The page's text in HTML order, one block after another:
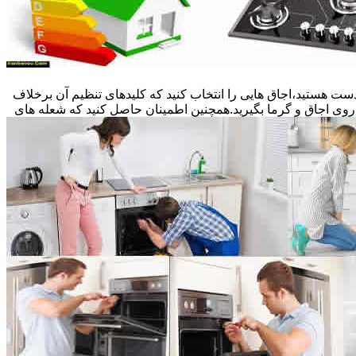
هستید،اجاق هایی را انتخاب کنید که کلیدهای تنظیم آن برخلاف
اجاق و گرما بگیرید.همچنین اطمینان حاصل کنید که شعله های